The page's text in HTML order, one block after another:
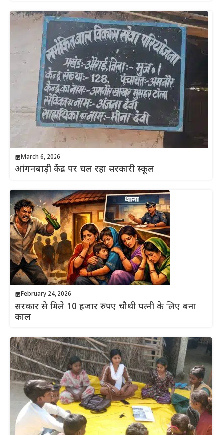
March 6, 2026
आंगनबाड़ी केंद्र पर चल रहा सरकारी स्कूल
February 24, 2026
सरकार से मिले 10 हजार रुपए चौथी पत्नी के लिए बना
काल